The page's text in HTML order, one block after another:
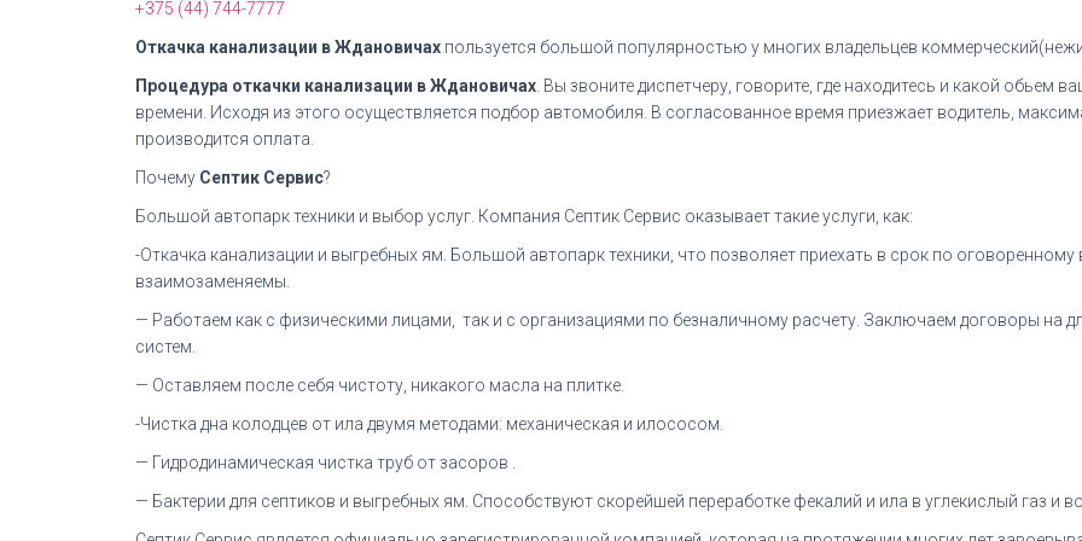
+375 (44) 744-7777
Откачка канализации в Ждановичах пользуется большой популярностью у многих владельцев
Процедура откачки канализации в Ждановичах . Вы звоните диспетчеру, говорите, где находитесь и какой обьем
времени. Исходя из этого осуществляется подбор автомобиля. В согласованное время приезжает водитель,
производится оплата.
Почему Септик Сервис?
Большой автопарк техники и выбор услуг. Компания Септик Сервис оказывает такие услуги, как:
-Откачка канализации и выгребных ям. Большой автопарк техники, что позволяет приехать в срок по
взаимозаменяемы.
— Работаем как с физическими лицами, так и с организациями по безналичному расчету. Заключаем договоры на
систем.
— Оставляем после себя чистоту, никакого масла на плитке.
-Чистка дна колодцев от ила двумя методами: механическая и илососом.
— Гидродинамическая чистка труб от засоров .
— Бактерии для септиков и выгребных ям. Способствуют скорейшей переработке фекалий и ила в углекислый газ и